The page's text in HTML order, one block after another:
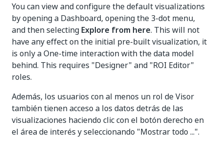
You can view and configure the default visualizations
by opening a Dashboard, opening the 3-dot menu,
and then selecting Explore from here. This will not
have any effect on the initial pre-built visualization, it
is only a One-time interaction with the data model
behind. This requires "Designer" and "ROI Editor"
roles.
Además, los usuarios con al menos un rol de Visor
también tienen acceso a los datos detrás de las
visualizaciones haciendo clic con el botón derecho en
el área de interés y seleccionando "Mostrar todo ...".